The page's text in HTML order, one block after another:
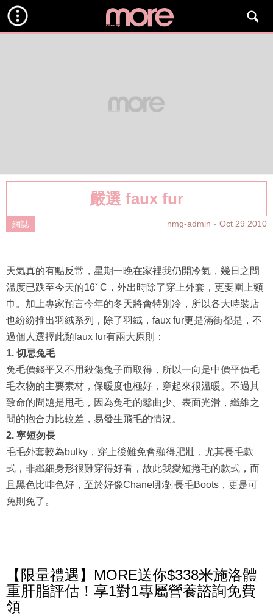
嚴選 faux fur
網誌 nmg-admin Oct 29 2010
天氣真的有點反常，星期一晚在家裡我仍開冷氣，幾日之間
溫度已跌至今天的16ﾟC，外出時除了穿上外套，更要圍上頸
巾。加上專家預言今年的冬天將會特別冷，所以各大時裝店
也紛紛推出羽絨系列，除了羽絨，faux fur更是滿街都是，不
過個人選擇此類faux fur有兩大原則：
1. 切忌兔毛
兔毛價錢平又不用殺傷兔子而取得，所以一向是中價平價毛
毛衣物的主要素材，保暖度也極好，穿起來很溫暖。不過其
致命的問題是甩毛，因為兔毛的鬈曲少、表面光滑，纖維之
間的抱合力比較差，易發生飛毛的情況。
2. 寧短勿長
毛毛外套較為bulky，穿上後難免會顯得肥壯，尤其長毛款
式，非纖細身形很難穿得好看，故此我愛短捲毛的款式，而
且黑色比啡色好，至於好像Chanel那對長毛Boots，更是可
免則免了。
【限量禮遇】MORE送你$338米施洛體
重肝脂評估！享1對1專屬營養諮詢免費
領